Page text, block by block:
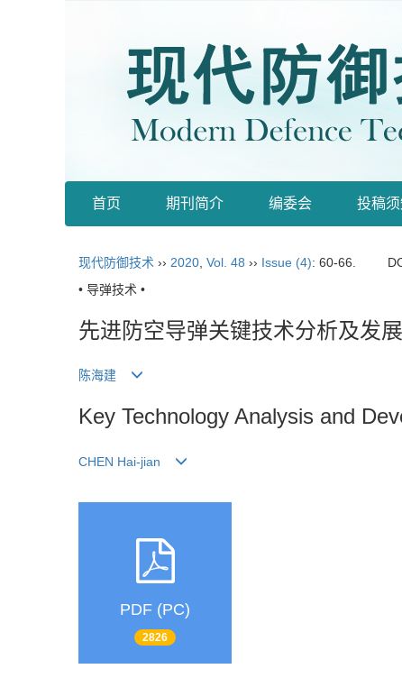
首页 期刊简介 编委会 投稿须
现代防御技术 ›› 2020 Vol. 48 ›› Issue (4): 60-66.
• 导弹技术 •
先进防空导弹关键技术分析及发
陈海建
Key Technology Analysis and
CHEN Hai-jian
PDF (PC)
2826